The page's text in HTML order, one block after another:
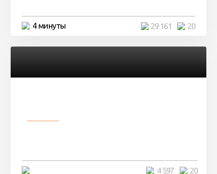
4 минуты 20
29 161
20
4 597